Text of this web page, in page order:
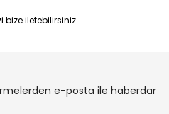
bize iletebilirsiniz.
e-posta ile haberdar